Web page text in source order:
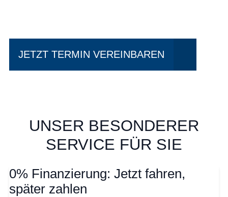
JETZT TERMIN VEREINBAREN
UNSER BESONDERER
SERVICE FÜR SIE
0% Finanzierung: Jetzt fahren,
später zahlen